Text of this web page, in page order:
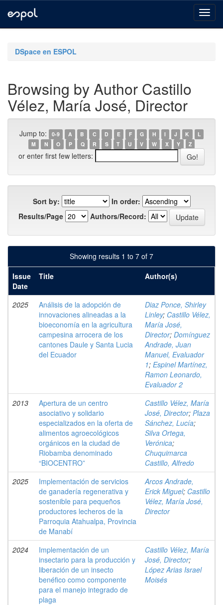
navigationDSpace en ESPOL
Browsing by Author Castillo
Vélez, María José, Director
Jump to: 0-9 A B C D E F G H I J K
L
M
N O P Q R S T U V W X Y Z
or enter first few letters:
Sort by:
In order:
Results/Page
Authors/Record:
Showing results 1 to 7 of 7
Issue
Date
Title Author(s)
2025
Análisis de la adopción de
innovaciones alineadas a la
bioeconomía en la agricultura
campesina arrocera de los
cantones Daule y Santa Lucia
del Ecuador
Diaz Ponce, Shirley
Linley; Castillo Vélez,
María José,
Director; Domínguez
Andrade, Juan
Manuel, Evaluador
1; Espinel Martínez,
Ramon Leonardo,
Evaluador 2
2013
Apertura de un centro
asociativo y solidario
especializados en la oferta de
alimentos agroecológicos
orgánicos en la ciudad de
Riobamba denominado
“BIOCENTRO”
Castillo Vélez, María
José, Director; Plaza
Sánchez, Lucía;
Silva Ortega,
Verónica;
Chuquimarca
Castillo, Alfredo
2025
Implementación de servicios
de ganadería regenerativa y
sostenible para pequeños
productores lecheros de la
Parroquia Atahualpa, Provincia
de Manabí
Arcos Andrade,
Erick Miguel; Castillo
Vélez, María José,
Director
2024
Implementación de un
insectario para la producción y
liberación de un insecto
benéfico como componente
para el manejo integrado de
plaga
Castillo Vélez, María
José, Director;
López Arias Israel
Moisés